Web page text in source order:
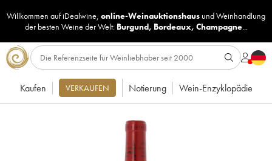
Willkommen auf iDealwine, online-Weinauktionshaus undWeinhandlung
der besten Weine der Welt: Burgund, Bordeaux, Champagne...
Kaufen VERKAUFEN Notierung Wein-Enzyklopädie